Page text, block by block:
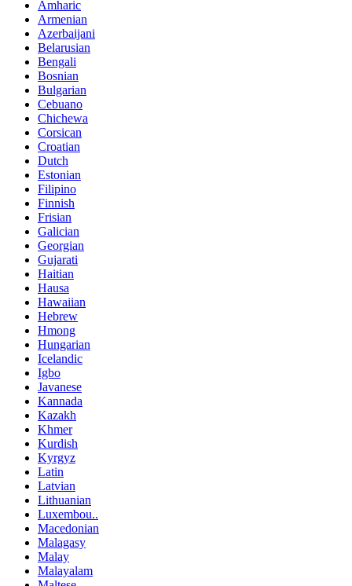
Amharic
Armenian
Azerbaijani
Belarusian
Bengali
Bosnian
Bulgarian
Cebuano
Chichewa
Corsican
Croatian
Dutch
Estonian
Filipino
Finnish
Frisian
Galician
Georgian
Gujarati
Haitian
Hausa
Hawaiian
Hebrew
Hmong
Hungarian
Icelandic
Igbo
Javanese
Kannada
Kazakh
Khmer
Kurdish
Kyrgyz
Latin
Latvian
Lithuanian
Luxembou..
Macedonian
Malagasy
Malay
Malayalam